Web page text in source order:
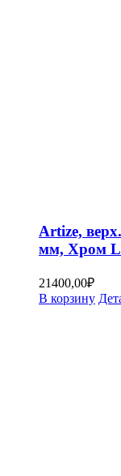
Artize,
мм, Хром
21400,00₽
В корзину